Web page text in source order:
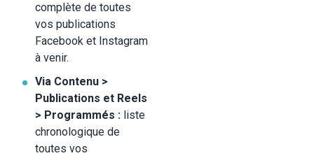
complète de toutes
vos publications
Facebook et Instagram
à venir.
Via Contenu >
Publications et Reels
> Programmés : liste
chronologique de
toutes vos